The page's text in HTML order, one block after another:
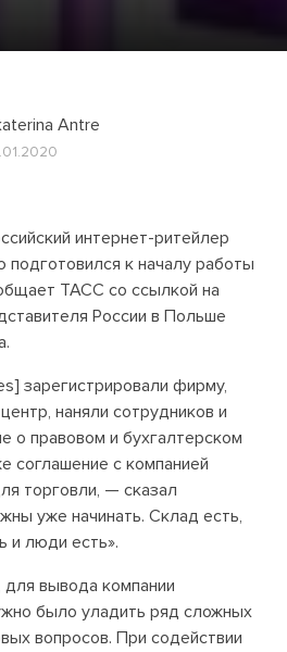
Antre
интернет-ритейлер
подготовился к началу работы
ТАСС со ссылкой на
России в Польше
зарегистрировали фирму,
наняли сотрудников и
о правовом и бухгалтерском
соглашение с компанией
торговли, — сказал
уже начинать. Склад есть,
и люди есть».
вывода компании
было уладить ряд сложных
вопросов. При содействии